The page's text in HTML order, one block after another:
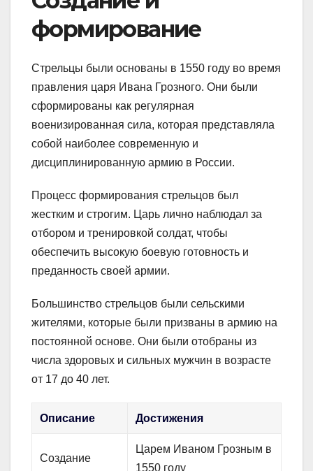
формирование
Стрельцы были основаны в 1550 году во время
правления царя Ивана Грозного. Они были
сформированы как регулярная
военизированная сила, которая представляла
собой наиболее современную и
дисциплинированную армию в России.
Процесс формирования стрельцов был
жестким и строгим. Царь лично наблюдал за
отбором и тренировкой солдат, чтобы
обеспечить высокую боевую готовность и
преданность своей армии.
Большинство стрельцов были сельскими
жителями, которые были призваны в армию на
постоянной основе. Они были отобраны из
числа здоровых и сильных мужчин в возрасте
от 17 до 40 лет.
Описание Достижения
Создание
Царем Иваном Грозным в
1550 году